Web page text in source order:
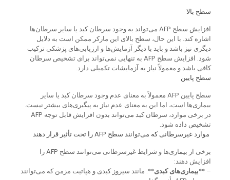
سطح بالا
افزایش سطح AFP می‌تواند به وجود سرطان کبد یا سایر سرطان‌ها
اشاره کند. با این حال، سطح بالای این مارکر ممکن است به دلایل
دیگری نیز باشد و باید با دیگر آزمایش‌ها و ارزیابی‌های پزشکی ترکیب
شود. افزایش سطح AFP به تنهایی نمی‌تواند برای تشخیص سرطان
کافی باشد و معمولاً نیاز به آزمایشات تکمیلی دارد.
سطح پایین
سطح پایین AFP معمولاً به معنای عدم وجود سرطان کبد یا سایر
بیماری‌ها است، اما این به معنای عدم نیاز به پیگیری‌های بیشتر نیست.
در برخی موارد، سرطان کبد می‌تواند بدون افزایش قابل توجه AFP
تشخیص داده شود.
موارد غیرسرطانی که می‌توانند سطح AFP را تحت تأثیر قرار دهند
برخی از بیماری‌ها و شرایط غیرسرطانی می‌توانند سطح AFP را
افزایش دهند:
– **بیماری‌های کبدی**: مانند سیروز کبدی و هپاتیت مزمن که می‌توانند